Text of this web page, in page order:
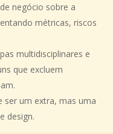
negócio sobre a
métricas, riscos
multidisciplinares e
que excluem
ser um extra, mas uma
design.